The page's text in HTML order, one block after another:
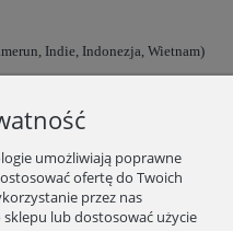
Indie, Indonezja, Wietnam)
umożliwiają poprawne
ofertę do Twoich
przez nas
lub dostosować użycie